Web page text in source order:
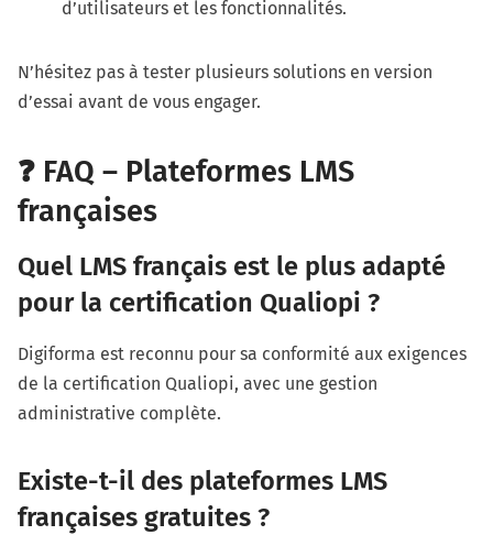
d’utilisateurs et les fonctionnalités.
N’hésitez pas à tester plusieurs solutions en version
d’essai avant de vous engager.
❓ FAQ – Plateformes LMS
françaises
Quel LMS français est le plus adapté
pour la certification Qualiopi ?
Digiforma est reconnu pour sa conformité aux exigences
de la certification Qualiopi, avec une gestion
administrative complète.
Existe-t-il des plateformes LMS
françaises gratuites ?